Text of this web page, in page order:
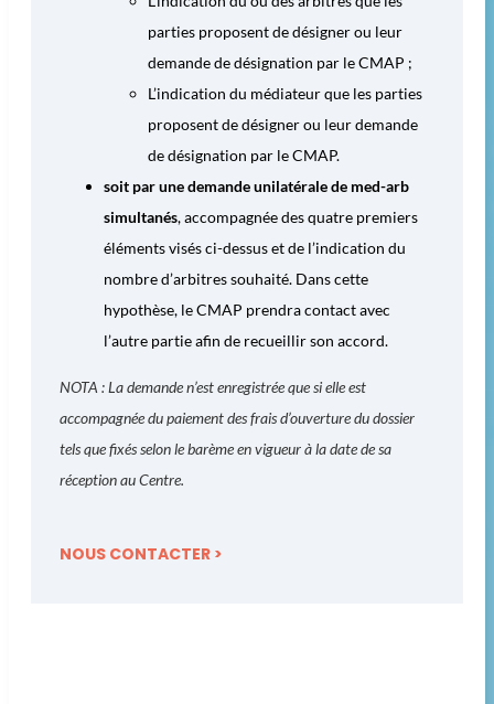
parties proposent de désigner ou leur
demande de désignation par le CMAP ;
L’indication du médiateur que les parties
proposent de désigner ou leur demande
de désignation par le CMAP.
soit par une demande unilatérale de med-arb
simultanés, accompagnée des quatre premiers
éléments visés ci-dessus et de l’indication du
nombre d’arbitres souhaité. Dans cette
hypothèse, le CMAP prendra contact avec
l’autre partie afin de recueillir son accord.
NOTA : La demande n’est enregistrée que si elle est
accompagnée du paiement des frais d’ouverture du dossier
tels que fixés selon le barème en vigueur à la date de sa
réception au Centre.
NOUS CONTACTER >